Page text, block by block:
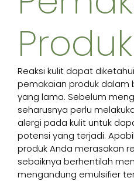
Produk
Reaksi kulit dapat
pemakaian produk dalam
yang lama. Sebelum
seharusnya perlu
alergi pada kulit untuk
potensi yang terjadi.
produk Anda merasakan
sebaiknya berhentilah
mengandung emulsifier